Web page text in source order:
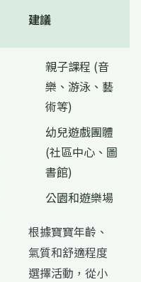
建議
親子課程 (音
樂、游泳、藝
術等)
幼兒遊戲團體
(社區中心、圖
書館)
公園和遊樂場
根據寶寶年齡、
氣質和舒適程度
選擇活動，從小